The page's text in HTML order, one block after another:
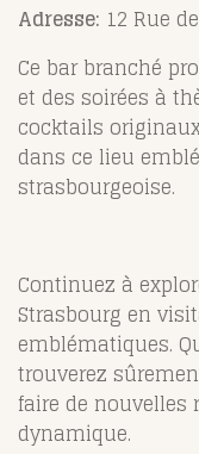
Adresse: 12 Rue
Ce bar branché
et des soirées à
cocktails
dans ce lieu
strasbourgeoise.
Continuez à
Strasbourg en
emblématiques.
trouverez
faire de nouvelles
dynamique.